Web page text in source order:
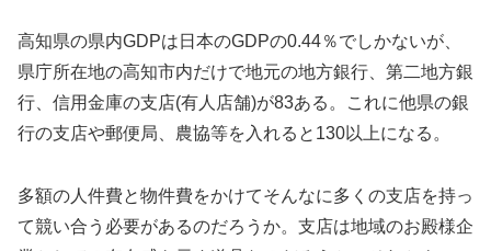
高知県の県内GDPは日本のGDPの0.44％でしかないが、
県庁所在地の高知市内だけで地元の地方銀行、第二地方銀
行、信用金庫の支店(有人店舗)が83ある。これに他県の銀
行の支店や郵便局、農協等を入れると130以上になる。
多額の人件費と物件費をかけてそんなに多くの支店を持っ
て競い合う必要があるのだろうか。支店は地域のお殿様企